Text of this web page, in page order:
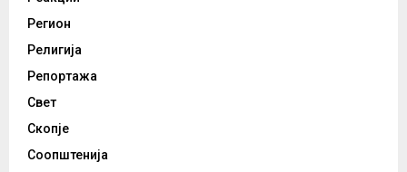
Регион
Религија
Репортажа
Свет
Скопје
Соопштенија